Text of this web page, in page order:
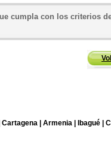
cumpla con los criterios
Cartagena | Armenia | Ibagué |